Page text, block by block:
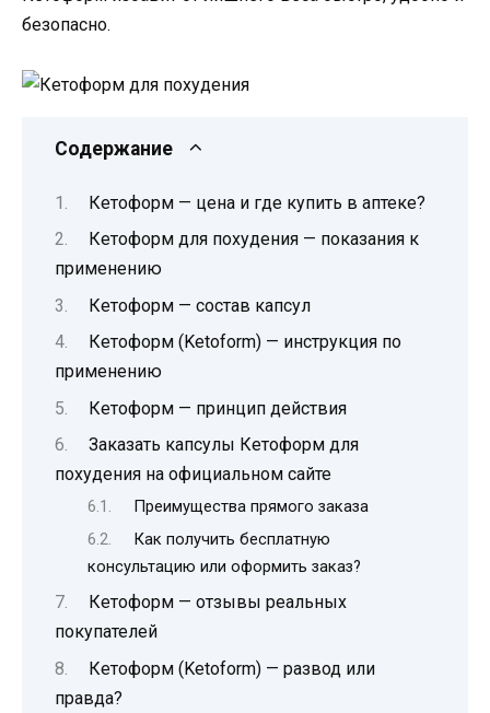
безопасно.
Содержание
Кетоформ — цена и где купить в аптеке?
Кетоформ для похудения — показания к
применению
Кетоформ — состав капсул
Кетоформ (Ketoform) — инструкция по
применению
Кетоформ — принцип действия
Заказать капсулы Кетоформ для
похудения на официальном сайте
Преимущества прямого заказа
Как получить бесплатную
консультацию или оформить заказ?
Кетоформ — отзывы реальных
покупателей
Кетоформ (Ketoform) — развод или
правда?